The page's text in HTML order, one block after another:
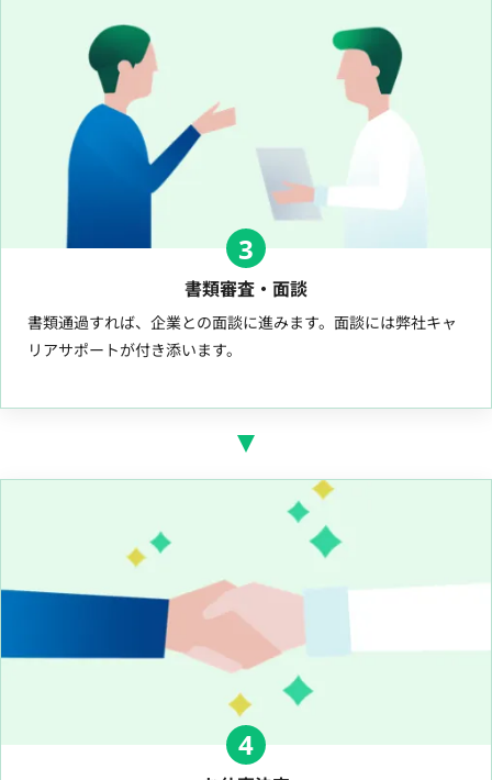
3
書類審査・面談
書類通過すれば、企業との面談に進みます。面談には弊社キャ
リアサポートが付き添います。
4